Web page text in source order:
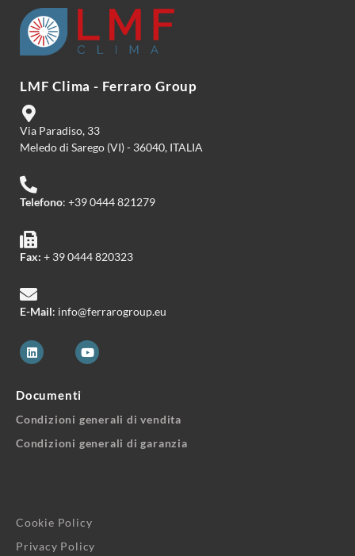
LMF Clima - Ferraro Group
Via Paradiso, 33
Meledo di Sarego (VI) - 36040, ITALIA
Telefono: +39 0444 821279
Fax: + 39 0444 820323
E-Mail: info@ferrarogroup.eu
Documenti
Condizioni generali di vendita
Condizioni generali di garanzia
Cookie Policy
Privacy Policy